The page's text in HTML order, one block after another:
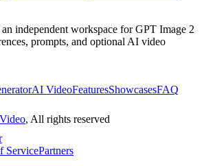
independent workspace for GPT Image 2
prompts, and optional AI video
AI VideoFeaturesShowcasesFAQ
, All rights reserved
ServicePartners